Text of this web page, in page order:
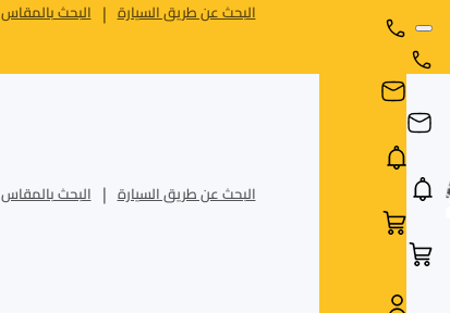
البحث عن طريق السيارة البحث بالمقاس
البحث عن طريق السيارة البحث بالمقاس